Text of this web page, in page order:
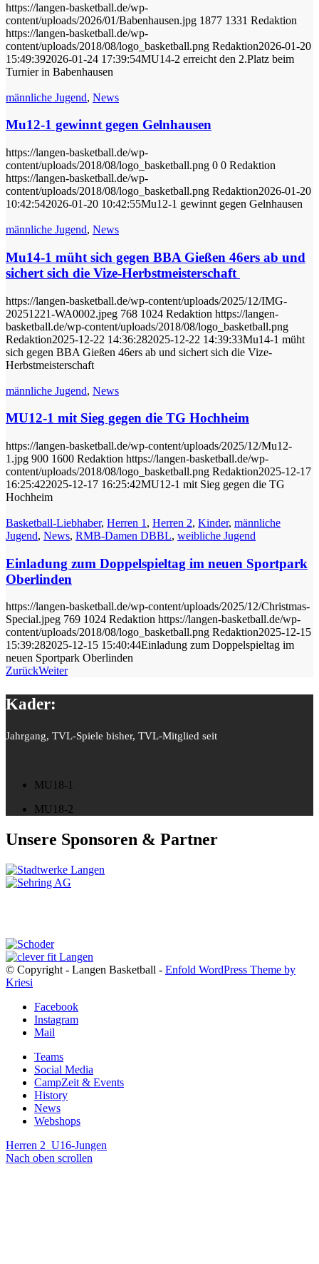
https://langen-basketball.de/wp-
content/uploads/2026/01/Babenhausen.jpg 1877 1331 Redaktion
https://langen-basketball.de/wp-
content/uploads/2018/08/logo_basketball.png Redaktion2026-01-20
15:49:392026-01-24 17:39:54MU14-2 erreicht den 2.Platz beim
Turnier in Babenhausen
männliche Jugend, News
Mu12-1 gewinnt gegen Gelnhausen
https://langen-basketball.de/wp-
content/uploads/2018/08/logo_basketball.png 0 0 Redaktion
https://langen-basketball.de/wp-
content/uploads/2018/08/logo_basketball.png Redaktion2026-01-20
10:42:542026-01-20 10:42:55Mu12-1 gewinnt gegen Gelnhausen
männliche Jugend, News
Mu14-1 müht sich gegen BBA Gießen 46ers ab und
sichert sich die Vize-Herbstmeisterschaft
https://langen-basketball.de/wp-content/uploads/2025/12/IMG-
20251221-WA0002.jpeg 768 1024 Redaktion https://langen-
basketball.de/wp-content/uploads/2018/08/logo_basketball.png
Redaktion2025-12-22 14:36:282025-12-22 14:39:33Mu14-1 müht
sich gegen BBA Gießen 46ers ab und sichert sich die Vize-
Herbstmeisterschaft
männliche Jugend, News
MU12-1 mit Sieg gegen die TG Hochheim
https://langen-basketball.de/wp-content/uploads/2025/12/Mu12-
1.jpg 900 1600 Redaktion https://langen-basketball.de/wp-
content/uploads/2018/08/logo_basketball.png Redaktion2025-12-17
16:25:422025-12-17 16:25:42MU12-1 mit Sieg gegen die TG
Hochheim
Basketball-Liebhaber, Herren 1 , Herren 2, Kinder, männliche
Jugend, News, RMB-Damen DBBL, weibliche Jugend
Einladung zum Doppelspieltag im neuen Sportpark
Oberlinden
https://langen-basketball.de/wp-content/uploads/2025/12/Christmas-
Special.jpeg 769 1024 Redaktion https://langen-basketball.de/wp-
content/uploads/2018/08/logo_basketball.png Redaktion2025-12-15
15:39:282025-12-15 15:40:44Einladung zum Doppelspieltag im
neuen Sportpark Oberlinden
ZurückWeiter
Kader:
Jahrgang, TVL-Spiele bisher, TVL-Mitglied seit
MU18-1
MU18-2
Unsere Sponsoren & Partner
© Copyright - Langen Basketball - Enfold WordPress Theme by
Kriesi
Facebook
Instagram
Mail
Teams
Social Media
CampZeit & Events
History
News
Webshops
Herren 2 U16-Jungen
Nach oben scrollen